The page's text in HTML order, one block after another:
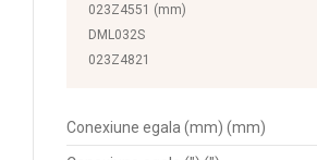
023Z4551 (mm)
DML032S
023Z4821
Conexiune egala (mm) (mm)